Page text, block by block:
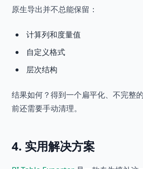
原生导出并不总能保留：
计算列和度量值
自定义格式
层次结构
结果如何？得到一个扁平化、不完整
前还需要手动清理。
4. 实用解决方案